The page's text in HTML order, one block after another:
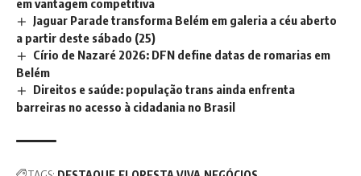
em vantagem competitiva
Jaguar Parade transforma Belém em galeria a céu aberto
a partir deste sábado (25)
Círio de Nazaré 2026: DFN define datas de romarias em
Belém
Direitos e saúde: população trans ainda enfrenta
barreiras no acesso à cidadania no Brasil